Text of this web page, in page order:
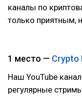
каналы по
только приятным,
1 место — Crypto
Наш YouTube
регулярные